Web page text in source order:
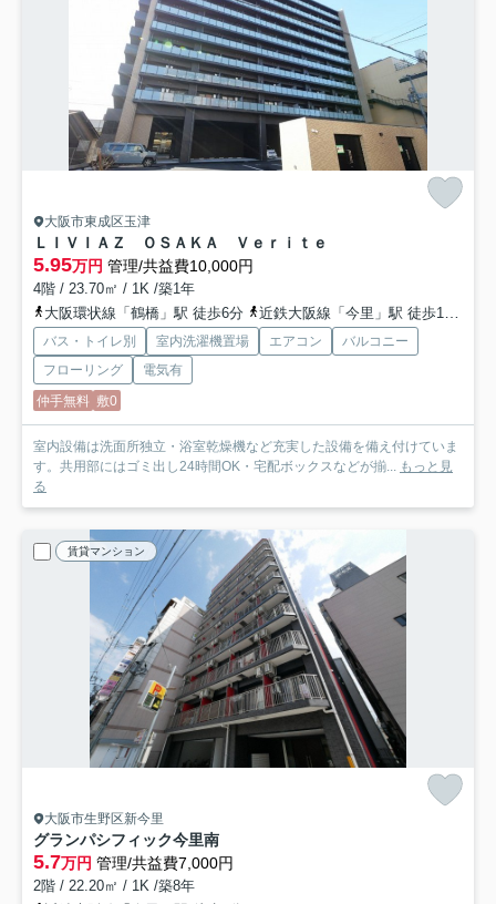
大阪市東成区玉津
ＬＩＶＩＡＺ ＯＳＡＫＡ Ｖｅｒｉｔｅ
5.95万円 管理/共益費10,000円
4階 / 23.70㎡ / 1K /築1年
大阪環状線「鶴橋」駅 徒歩6分
近鉄大阪線「今里」駅 徒歩15分
バス・トイレ別 室内洗濯機置場 エアコン
バルコニー
フローリング
電気有
仲手無料 敷0
室内設備は洗面所独立・浴室乾燥機など充実した設備を備え付けていま
す。共用部にはゴミ出し24時間OK・宅配ボックスなどが揃...
もっと見
る
賃貸マンション
大阪市生野区新今里
グランパシフィック今里南
5.7万円 管理/共益費7,000円
2階 / 22.20㎡ / 1K /築8年